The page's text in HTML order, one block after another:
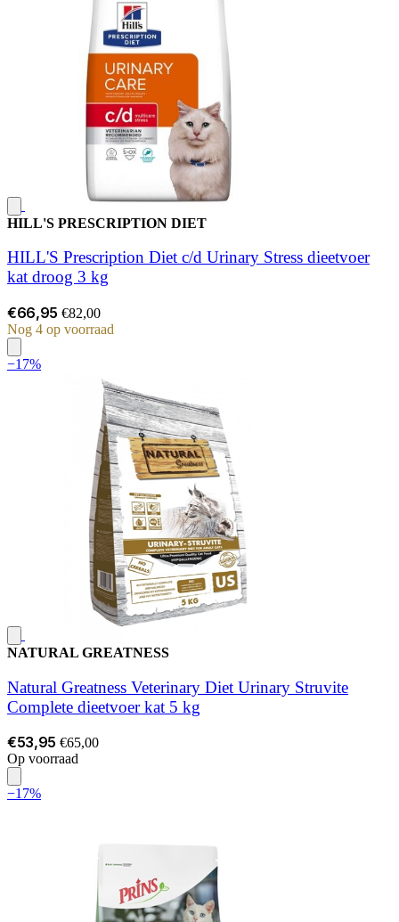
HILL'S PRESCRIPTION DIET
HILL'S Prescription Diet c/d Urinary Stress dieetvoer
kat droog 3 kg
€66,95 €82,00
Nog 4 op voorraad
−17%
NATURAL GREATNESS
Natural Greatness Veterinary Diet Urinary Struvite
Complete dieetvoer kat 5 kg
€53,95 €65,00
Op voorraad
−17%